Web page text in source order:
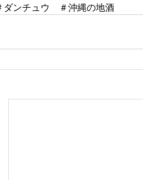
ダンチュウ　＃沖縄の地酒